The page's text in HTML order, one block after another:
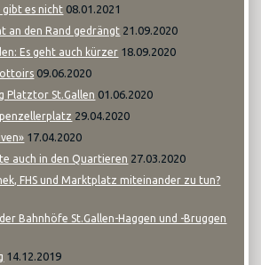
gibt es nicht 08.01.2021
an den Rand gedrängt 21.09.2020
Es geht auch kürzer 18.09.2020
09.06.2020
Platztor St.Gallen 01.06.2020
29.04.2020
17.04.2020
auch in den Quartieren 27.03.2020
FHS und Marktplatz miteinander zu tun?
Bahnhöfe St.Gallen-Haggen und -Bruggen
14.12.2019